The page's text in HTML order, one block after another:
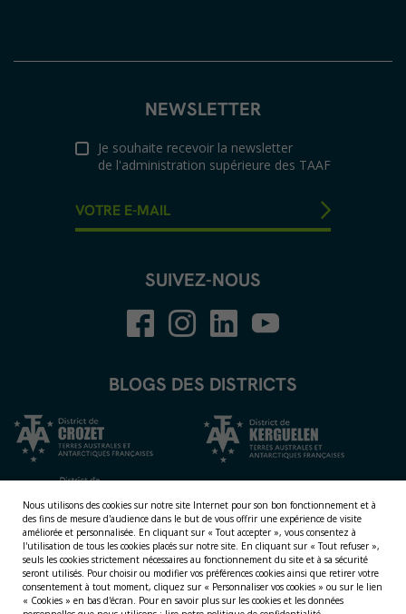
NEWSLETTER
Je souhaite recevoir la newsletter
de l'administration supérieure des TAAF
SUIVEZ-NOUS
BLOGS DES DISTRICTS
NOS TERRITOIRES
Nous utilisons des cookies sur notre site Internet pour son bon fonctionnement et à
des fins de mesure d'audience dans le but de vous offrir une expérience de visite
améliorée et personnalisée. En cliquant sur « Tout accepter », vous consentez à
l'utilisation de tous les cookies placés sur notre site. En cliquant sur « Tout refuser »,
seuls les cookies strictement nécessaires au fonctionnement du site et à sa sécurité
seront utilisés. Pour choisir ou modifier vos préférences cookies ainsi que retirer votre
consentement à tout moment, cliquez sur « Personnaliser vos cookies » ou sur le lien
« Cookies » en bas d'écran. Pour en savoir plus sur les cookies et les données